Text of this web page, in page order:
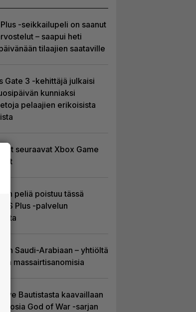
Plus -seikkailupeli on saanut
– saapui heti
tilaajien saataville
Gate 3 -kehittäjä julkaisi
kunniaksi
pelaajien erikoisista
seuraavat Xbox Game
peliä poistuu tässä
PS Plus -palvelun
Saudi-Arabiaan – yhtiöltä
massairtisanomisia
Bautistasta kaavaillaan
God of War -sarjan